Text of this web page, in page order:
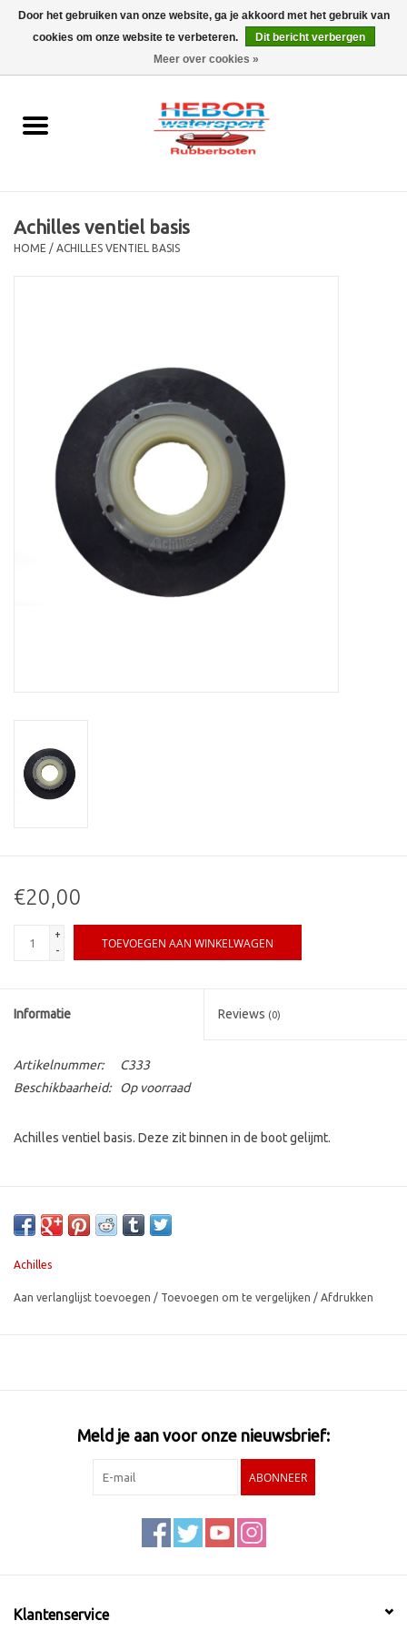
0 Artikelen - €0,00
Outboard
Trailer
Achilles ventiel basis
HOME / ACHILLES VENTIEL BASIS
€20,00
+
-
TOEVOEGEN AAN WINKELWAGEN
Informatie Reviews (0)
Artikelnummer:
C333
Beschikbaarheid:
Op voorraad
Achilles ventiel basis. Deze zit binnen in de boot gelijmt.
Achilles
Aan verlanglijst toevoegen / Toevoegen om te vergelijken / Afdrukken
Meld je aan voor onze nieuwsbrief:
ABONNEER
Klantenservice
Door het gebruiken van onze website, ga je akkoord met het gebruik van
cookies om onze website te verbeteren.
Dit bericht verbergen
Meer over cookies »